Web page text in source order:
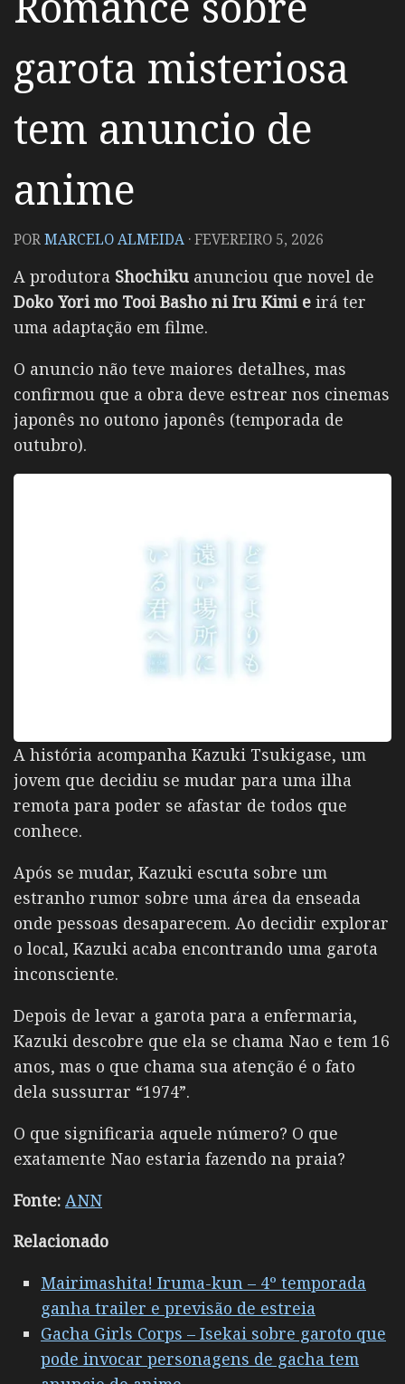
garota misteriosa
tem anuncio de
anime
PORMARCELO ALMEIDA ·FEVEREIRO 5, 2026
A produtora Shochiku anunciou que novel de
Doko Yori mo Tooi Basho ni Iru Kimi e irá ter
uma adaptação em filme.
O anuncio não teve maiores detalhes, mas
confirmou que a obra deve estrear nos cinemas
japonês no outono japonês (temporada de
outubro).
A história acompanha Kazuki Tsukigase, um
jovem que decidiu se mudar para uma ilha
remota para poder se afastar de todos que
conhece.
Após se mudar, Kazuki escuta sobre um
estranho rumor sobre uma área da enseada
onde pessoas desaparecem. Ao decidir explorar
o local, Kazuki acaba encontrando uma garota
inconsciente.
Depois de levar a garota para a enfermaria,
Kazuki descobre que ela se chama Nao e tem 16
anos, mas o que chama sua atenção é o fato
dela sussurrar “1974”.
O que significaria aquele número? O que
exatamente Nao estaria fazendo na praia?
Fonte: ANN
Relacionado
Mairimashita! Iruma-kun – 4º temporada
ganha trailer e previsão de estreia
Gacha Girls Corps – Isekai sobre garoto que
pode invocar personagens de gacha tem